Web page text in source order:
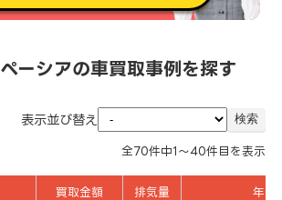
ーシアの車買取事例を探す
表示並び替え
全70件中1～40件目を表示
買取金額 排気量 年式